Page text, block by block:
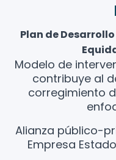
Plan de
Modelo de
contribuye al
corregimiento
Alianza público-
Empresa